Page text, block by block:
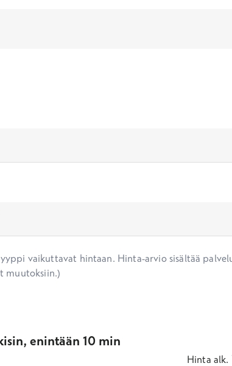
vaikuttavat hintaan. Hinta-arvio sisältää
muutoksiin.)
enintään 10 min
Hinta alk.